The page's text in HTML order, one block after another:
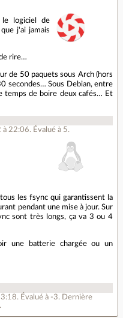
le logiciel de
j'ai jamais
rire…
de 50 paquets sous Arch (hors
secondes… Sous Debian, entre
temps de boire deux cafés… Et
à 22:06. Évalué à 5.
les fsync qui garantissent la
pendant une mise à jour. Sur
sont très longs, ça va 3 ou 4
une batterie chargée ou un
. Évalué à -3. Dernière